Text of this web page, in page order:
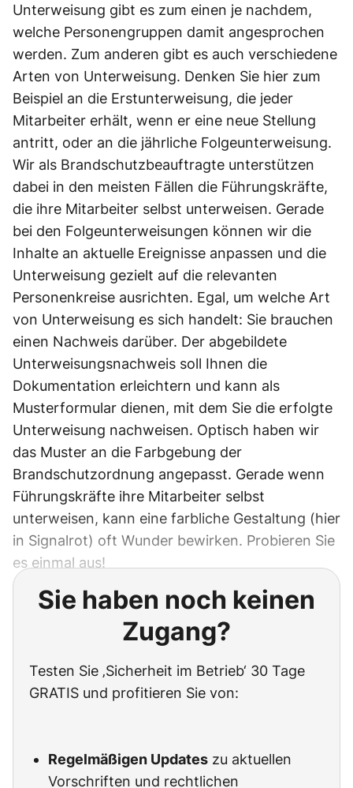
Unterweisung gibt es zum einen je nachdem,
welche Personengruppen damit angesprochen
werden. Zum anderen gibt es auch verschiedene
Arten von Unterweisung. Denken Sie hier zum
Beispiel an die Erstunterweisung, die jeder
Mitarbeiter erhält, wenn er eine neue Stellung
antritt, oder an die jährliche Folgeunterweisung.
Wir als Brandschutzbeauftragte unterstützen
dabei in den meisten Fällen die Führungskräfte,
die ihre Mitarbeiter selbst unterweisen. Gerade
bei den Folgeunterweisungen können wir die
Inhalte an aktuelle Ereignisse anpassen und die
Unterweisung gezielt auf die relevanten
Personenkreise ausrichten. Egal, um welche Art
von Unterweisung es sich handelt: Sie brauchen
einen Nachweis darüber. Der abgebildete
Unterweisungsnachweis soll Ihnen die
Dokumentation erleichtern und kann als
Musterformular dienen, mit dem Sie die erfolgte
Unterweisung nachweisen. Optisch haben wir
das Muster an die Farbgebung der
Brandschutzordnung angepasst. Gerade wenn
Führungskräfte ihre Mitarbeiter selbst
unterweisen, kann eine farbliche Gestaltung (hier
in Signalrot) oft Wunder bewirken. Probieren Sie
es einmal aus!
Sie haben noch keinen
Zugang?
Testen Sie ‚Sicherheit im Betrieb‘ 30 Tage
GRATIS und profitieren Sie von:
Regelmäßigen Updates zu aktuellen
Vorschriften und rechtlichen